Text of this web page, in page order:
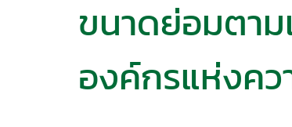
ขนาดย่อมตา
องค์กรแห่งค